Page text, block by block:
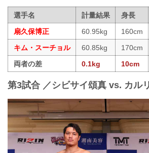
選手名 計量結果 身長
扇久保博正
60.95kg 160cm
キム・スーチョル
60.85kg 170cm
両者の差
0.1kg 10cm
第3試合 ／シビサイ頌真 vs. カル